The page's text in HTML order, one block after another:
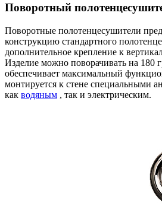
Поворотный
Поворотные полотенцесушители
конструкцию стандартного
дополнительное крепление к
Изделие можно поворачивать на 180
обеспечивает максимальный
монтируется к стене специальными
как водяным , так и электрическим.